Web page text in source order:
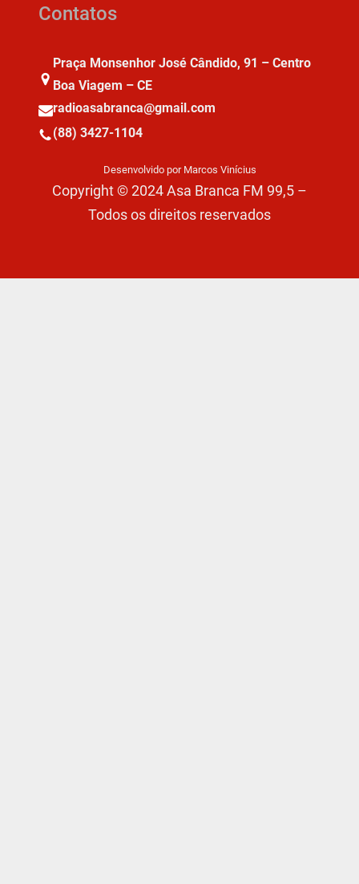
Contatos
Praça Monsenhor José Cândido, 91 – Centro
Boa Viagem – CE
radioasabranca@gmail.com
(88) 3427-1104
Desenvolvido por Marcos Vinícius
Copyright © 2024 Asa Branca FM 99,5 –
Todos os direitos reservados